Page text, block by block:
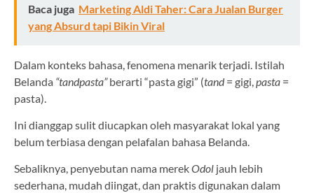
Baca juga Marketing Aldi Taher: Cara Jualan Burger
yang Absurd tapi Bikin Viral
Dalam konteks bahasa, fenomena menarik terjadi. Istilah
Belanda “tandpasta”berarti “pasta gigi” (tand= gigi, pasta =
pasta).
Ini dianggap sulit diucapkan oleh masyarakat lokal yang
belum terbiasa dengan pelafalan bahasa Belanda.
Sebaliknya, penyebutan nama merekOdol jauh lebih
sederhana, mudah diingat, dan praktis digunakan dalam